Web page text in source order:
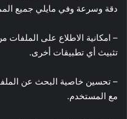
دقة وسرعة وفي مايلي جميع
– امكانية الاطلاع على الملفات
تثبيث أي تطبيقات أخرى.
– تحسين خاصية البحث عن
مع المستخدم.